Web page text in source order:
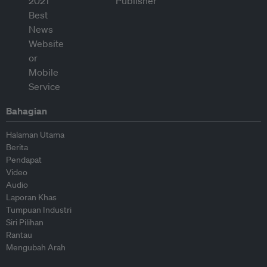
Bahagian
Halaman Utama
Berita
Pendapat
Video
Audio
Laporan Khas
Tumpuan Industri
Siri Pilihan
Rantau
Mengubah Arah